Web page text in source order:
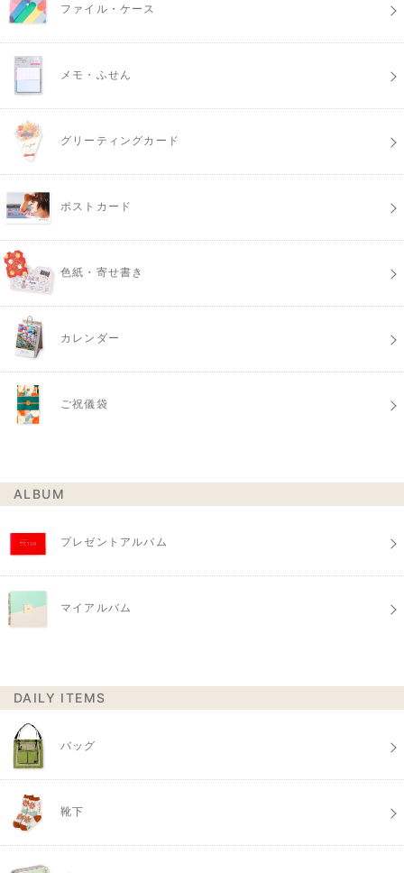
ファイル・ケース
メモ・ふせん
グリーティングカード
ポストカード
色紙・寄せ書き
カレンダー
ご祝儀袋
ALBUM
プレゼントアルバム
マイアルバム
DAILY ITEMS
バッグ
靴下